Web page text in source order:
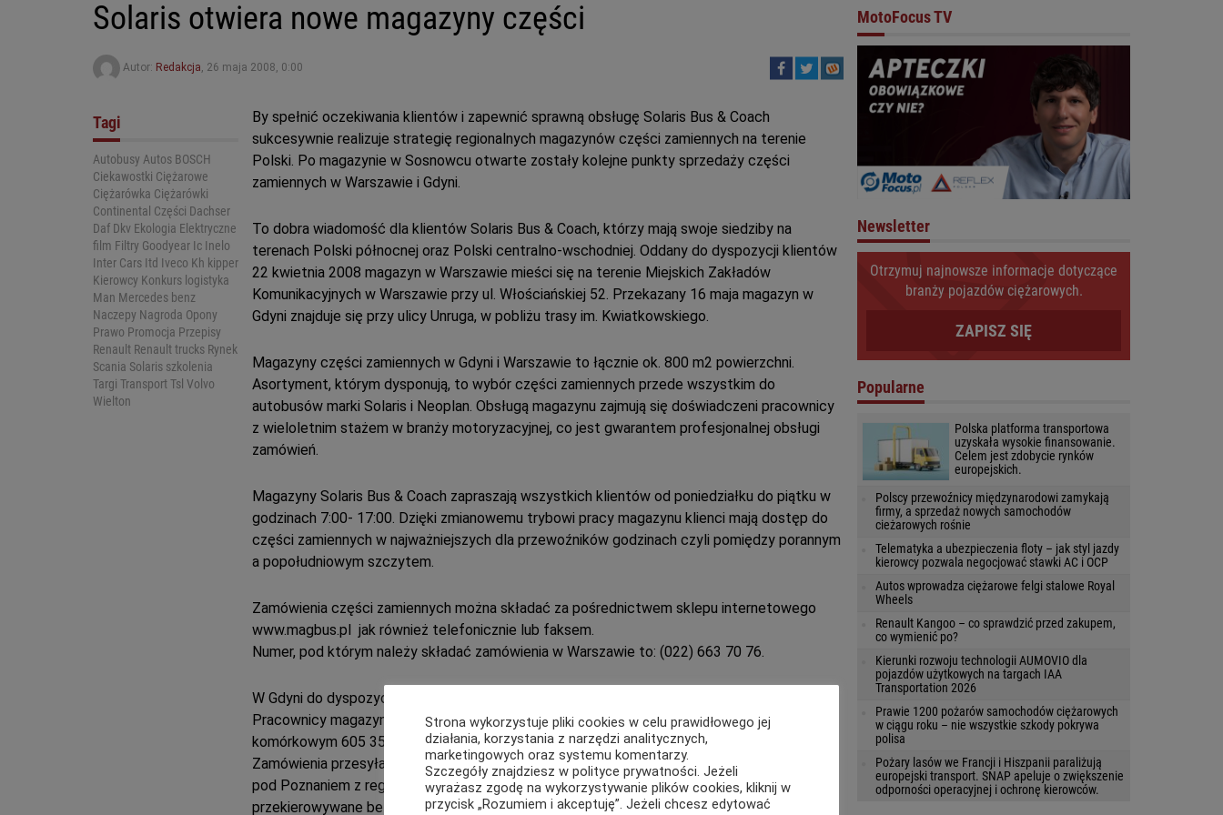
Solaris otwiera nowe magazyny części
Autor: Redakcja, 26 maja 2008, 0:00
Tagi
Autobusy Autos BOSCH
Ciekawostki Ciężarowe
Ciężarówka Ciężarówki
Continental Części Dachser
Daf Dkv Ekologia Elektryczne
film Filtry Goodyear Ic Inelo
Inter Cars Itd Iveco Kh kipper
Kierowcy Konkurs logistyka
Man Mercedes benz
Naczepy Nagroda Opony
Prawo Promocja Przepisy
Renault Renault trucks Rynek
Scania Solaris szkolenia
Targi TransportTsl Volvo
Wielton
By spełnić oczekiwania klientów i zapewnić sprawną obsługę Solaris Bus & Coach
sukcesywnie realizuje strategię regionalnych magazynów części zamiennych na terenie
Polski. Po magazynie w Sosnowcu otwarte zostały kolejne punkty sprzedaży części
zamiennych w Warszawie i Gdyni.
To dobra wiadomość dla klientów Solaris Bus & Coach, którzy mają swoje siedziby na
terenach Polski północnej oraz Polski centralno-wschodniej. Oddany do dyspozycji klientów
22 kwietnia 2008 magazyn w Warszawie mieści się na terenie Miejskich Zakładów
Komunikacyjnych w Warszawie przy ul. Włościańskiej 52. Przekazany 16 maja magazyn w
Gdyni znajduje się przy ulicy Unruga, w pobliżu trasy im. Kwiatkowskiego.
Magazyny części zamiennych w Gdyni i Warszawie to łącznie ok. 800 m2 powierzchni.
Asortyment, którym dysponują, to wybór części zamiennych przede wszystkim do
autobusów marki Solaris i Neoplan. Obsługą magazynu zajmują się doświadczeni pracownicy
z wieloletnim stażem w branży motoryzacyjnej, co jest gwarantem profesjonalnej obsługi
zamówień.
Magazyny Solaris Bus & Coach zapraszają wszystkich klientów od poniedziałku do piątku w
godzinach 7:00- 17:00. Dzięki zmianowemu trybowi pracy magazynu klienci mają dostęp do
części zamiennych w najważniejszych dla przewoźników godzinach czyli pomiędzy porannym
a popołudniowym szczytem.
Zamówienia części zamiennych można składać za pośrednictwem sklepu internetowego
www.magbus.pl jak również telefonicznie lub faksem.
Numer, pod którym należy składać zamówienia w Warszawie to: (022) 663 70 76.
W Gdyni do dyspozycji klientów jest numer (058) 66 30 138.
Pracownicy magazynu w Gdyni odpowiedzą na wszelkie pytanie także pod numerem
komórkowym 605 351 472.
Zamówienia przesyłane do centralnego magazynu części zamiennych Solaris Bus & Coach
pod Poznaniem z regionu obsługiwanego przez jednostki regionalne w Gdyni i Warszawie są
przekierowywane bezpośrednio do odpowiednich magazynów i jeśli dana część znajduje się
MotoFocus TV
Newsletter
Otrzymuj najnowsze informacje dotyczące
branży pojazdów ciężarowych.
ZAPISZ SIĘ
Popularne
Polska platforma transportowa
uzyskała wysokie finansowanie.
Celem jest zdobycie rynków
europejskich.
Polscy przewoźnicy międzynarodowi zamykają
firmy, a sprzedaż nowych samochodów
cieżarowych rośnie
Telematyka a ubezpieczenia floty – jak styl jazdy
kierowcy pozwala negocjować stawki AC i OCP
Autos wprowadza ciężarowe felgi stalowe Royal
Wheels
Renault Kangoo – co sprawdzić przed zakupem,
co wymienić po?
Kierunki rozwoju technologii AUMOVIO dla
pojazdów użytkowych na targach IAA
Transportation 2026
Prawie 1200 pożarów samochodów ciężarowych
w ciągu roku – nie wszystkie szkody pokrywa
polisa
Pożary lasów we Francji i Hiszpanii paraliżują
europejski transport. SNAP apeluje o zwiększenie
odporności operacyjnej i ochronę kierowców.
Strona wykorzystuje pliki cookies w celu prawidłowego jej
działania, korzystania z narzędzi analitycznych,
marketingowych oraz systemu komentarzy.
Szczegóły znajdziesz w polityce prywatności. Jeżeli
wyrażasz zgodę na wykorzystywanie plików cookies, kliknij w
przycisk „Rozumiem i akceptuję”. Jeżeli chcesz edytować